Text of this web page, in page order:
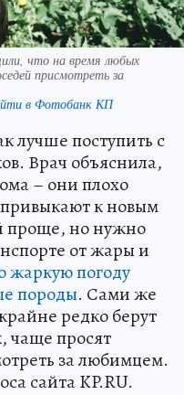
что на время любых
присмотреть за
в Фотобанк КП
лучше поступить с
Врач объяснила,
– они плохо
к новым
проще, но нужно
от жары и
жаркую погоду
породы. Сами же
редко берут
чаще просят
за любимцем.
сайта KP.RU.